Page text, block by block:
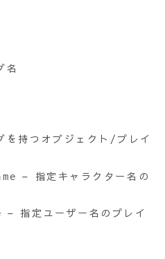
名
を持つオブジェクト/プレイ
– 指定キャラクター名の
– 指定ユーザー名のプレイ